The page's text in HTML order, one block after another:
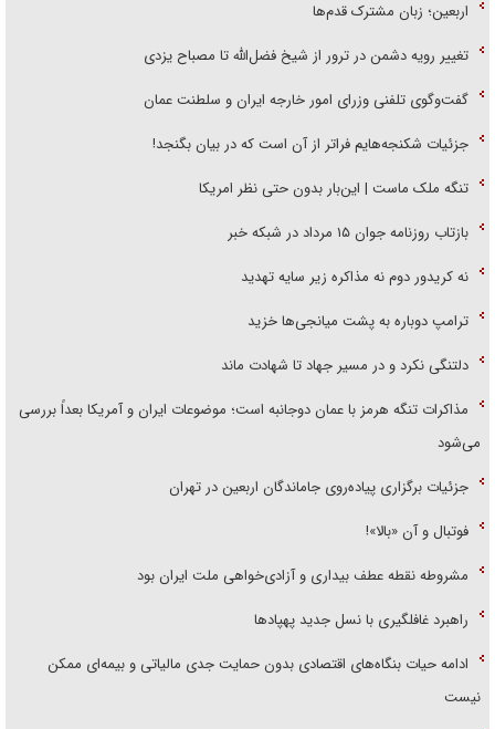
اربعین؛ زبان مشترک قدم‌ها
تغییر رویه دشمن در ترور از شیخ فضل‌الله تا مصباح یزدی
گفت‌وگوی تلفنی وزرای امور خارجه ایران و سلطنت عمان
جزئیات شکنجه‌هایم فراتر از آن است که در بیان بگنجد!
تنگه ملک ماست | این‌بار بدون حتی نظر امریکا
بازتاب روزنامه جوان ۱۵ مرداد در شبکه خبر
نه کریدور دوم نه مذاکره زیر سایه تهدید
ترامپ دوباره به پشت میانجی‌ها خزید
دلتنگی نکرد و در مسیر جهاد تا شهادت ماند
مذاکرات تنگه هرمز با عمان دوجانبه است؛ موضوعات ایران و آمریکا بعداً بررسی
می‌شود
جزئیات برگزاری پیاده‌روی جاماندگان اربعین در تهران
فوتبال و آن «بالا»!
مشروطه نقطه عطف بیداری و آزادی‌خواهی ملت ایران بود
راهبرد غافلگیری با نسل جدید پهپاد‌ها
ادامه حیات بنگاه‌های اقتصادی بدون حمایت جدی مالیاتی و بیمه‌ای ممکن
نیست